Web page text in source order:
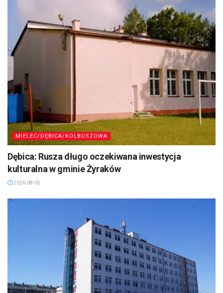
MIELEC/DĘBICA/KOLBUSZOWA
Dębica: Rusza długo oczekiwana inwestycja
kulturalna w gminie Żyraków
2026-08-05